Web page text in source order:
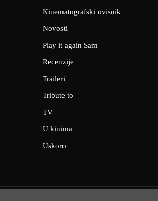
Kinematografski ovisnik
Novosti
Play it again Sam
Recenzije
Traileri
Tribute to
TV
U kinima
Uskoro